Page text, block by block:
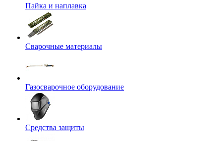
Пайка и наплавка
Сварочные материалы
Газосварочное оборудование
Средства защиты